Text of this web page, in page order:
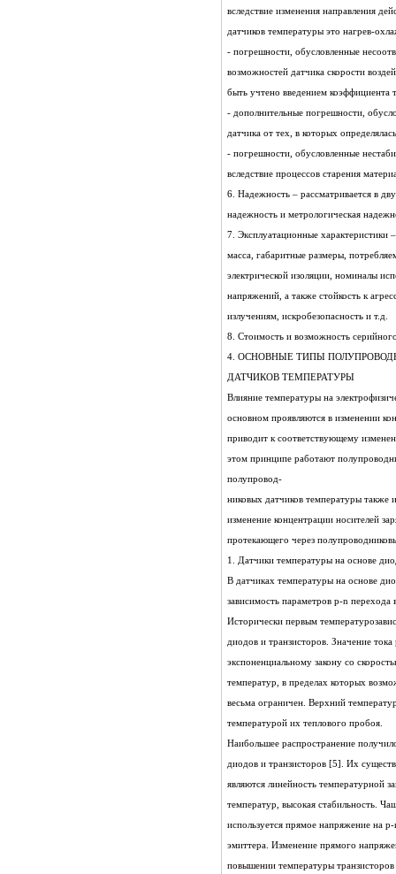
вследствие изменения направления
датчиков температуры это нагрев-
- погрешности, обусловленные
возможностей датчика скорости
быть учтено введением коэффициента
- дополнительные погрешности,
датчика от тех, в которых
- погрешности, обусловленные
вследствие процессов старения
6. Надежность – рассматривается в
надежность и метрологическая
7. Эксплуатационные характеристики
масса, габаритные размеры,
электрической изоляции, номиналы
напряжений, а также стойкость к
излучениям, искробезопасность и т.д.
8. Стоимость и возможность
4. ОСНОВНЫЕ ТИПЫ
ДАТЧИКОВ ТЕМПЕРАТУРЫ
Влияние температуры на
основном проявляются в изменении
приводит к соответствующему
этом принципе работают
полупровод-
никовых датчиков температуры также
изменение концентрации носителей
протекающего через
1. Датчики температуры на основе
В датчиках температуры на основе
зависимость параметров p-n
Исторически первым
диодов и транзисторов. Значение
экспоненциальному закону со
температур, в пределах которых
весьма ограничен. Верхний
температурой их теплового пробоя.
Наибольшее распространение
диодов и транзисторов [5]. Их
являются линейность температурной
температур, высокая стабильность.
используется прямое напряжение на
эмиттера. Изменение прямого
повышении температуры